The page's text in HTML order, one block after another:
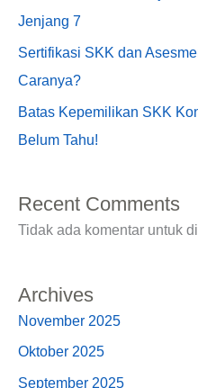
Jenjang 7
Sertifikasi SKK dan
Caranya?
Batas Kepemilikan SKK
Belum Tahu!
Recent Comments
Tidak ada komentar untuk
Archives
November 2025
Oktober 2025
September 2025